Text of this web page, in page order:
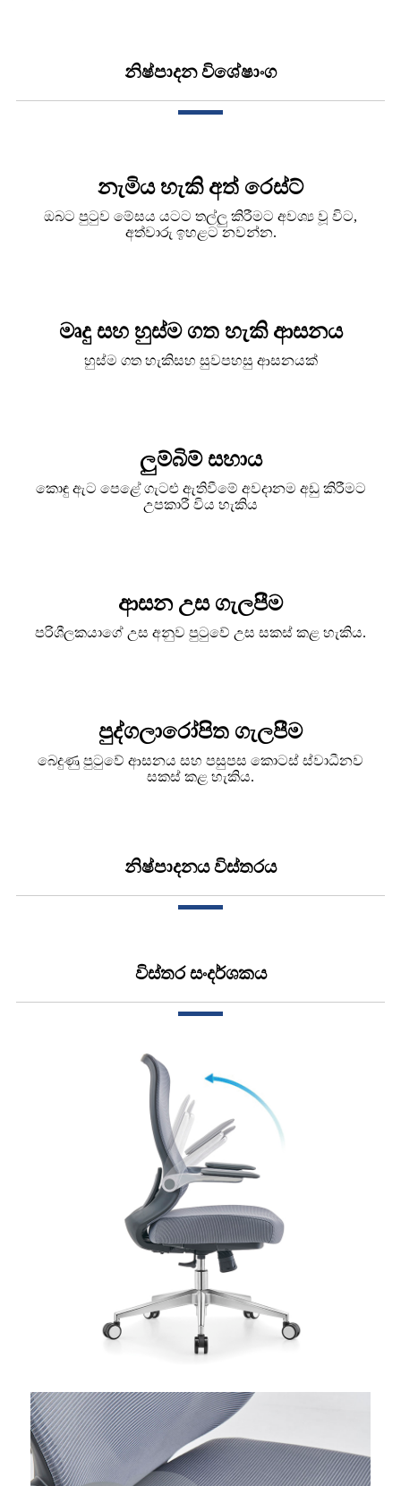
නිෂ්පාදන විශේෂාංග
නැමිය හැකි අත් රෙස්ට්
ඔබට පුටුව මේසය යටට තල්ලු කිරීමට අවශ්‍ය වූ විට,
අත්වාරු ඉහළට නවන්න.
මෘදු සහ හුස්ම ගත හැකි ආසනය
හුස්ම ගත හැකිසහ සුවපහසු ආසනයක්
ලුම්බිම් සහාය
කොඳු ඇට පෙළේ ගැටළු ඇතිවීමේ අවදානම අඩු කිරීමට
උපකාරී විය හැකිය
ආසන උස ගැලපීම
පරිශීලකයාගේ උස අනුව පුටුවේ උස සකස් කළ හැකිය.
පුද්ගලාරෝපිත ගැලපීම
බෙදුණු පුටුවේ ආසනය සහ පසුපස කොටස් ස්වාධීනව
සකස් කළ හැකිය.
නිෂ්පාදනය විස්තරය
විස්තර සංදර්ශකය